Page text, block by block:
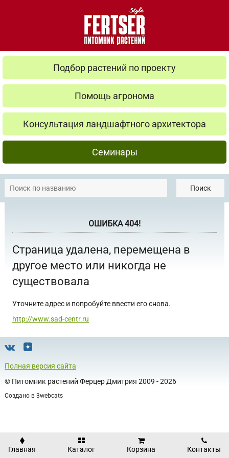
Подбор растений по проекту
Помощь агронома
Консультация ландшафтного архитектора
Семинары
Поиск
ОШИБКА 404!
Страница удалена, перемещена в
другое место или никогда не
существовала
Уточните адрес и попробуйте ввести его снова.
http://www.sad-centr.ru
Полная версия сайта
© Питомник растений Ферцер Дмитрия 2009 - 2026
Создано в 3webcats
Главная Каталог Корзина Контакты